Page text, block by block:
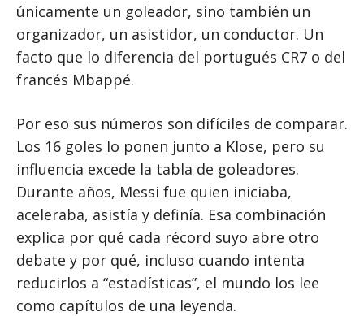
únicamente un goleador, sino también un
organizador, un asistidor, un conductor. Un
facto que lo diferencia del portugués CR7 o del
francés Mbappé.
Por eso sus números son difíciles de comparar.
Los 16 goles lo ponen junto a Klose, pero su
influencia excede la tabla de goleadores.
Durante años, Messi fue quien iniciaba,
aceleraba, asistía y definía. Esa combinación
explica por qué cada récord suyo abre otro
debate y por qué, incluso cuando intenta
reducirlos a “estadísticas”, el mundo los lee
como capítulos de una leyenda.